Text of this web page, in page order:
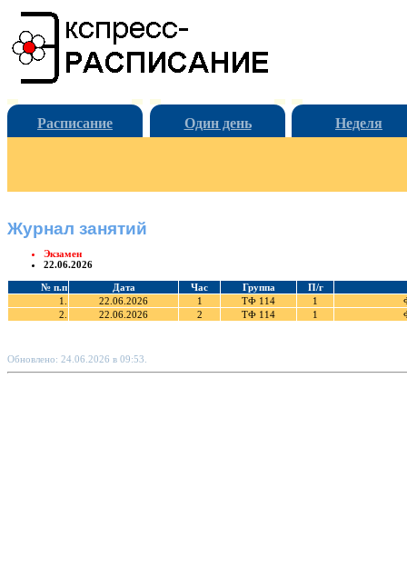
Расписание Один день Неделя
Журнал занятий
Экзамен
22.06.2026
№ п.п Дата Час Группа
П/г
1.
22.06.2026 1 ТФ 114 1
2.
22.06.2026 2 ТФ 114 1
Обновлено: 24.06.2026 в 09:53.